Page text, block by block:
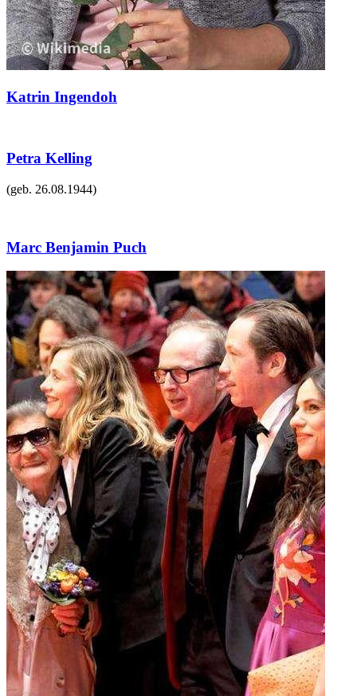
Katrin Ingendoh
Petra Kelling
(geb. 26.08.1944)
Marc Benjamin Puch